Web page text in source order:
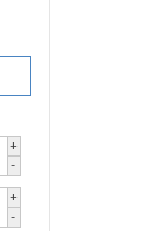
+
-
+
-